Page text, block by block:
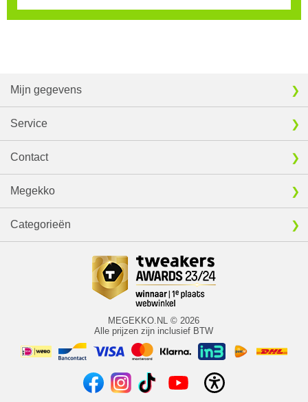
Mijn gegevens
Service
Contact
Megekko
Categorieën
MEGEKKO.NL © 2026
Alle prijzen zijn inclusief BTW